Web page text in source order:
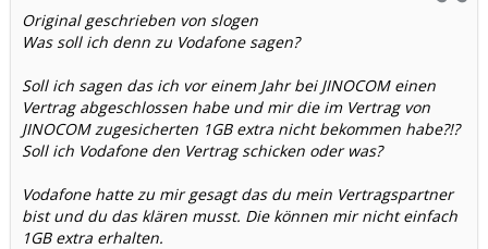
Original geschrieben von slogen
Was soll ich denn zu Vodafone sagen?
Soll ich sagen das ich vor einem Jahr bei JINOCOM einen
Vertrag abgeschlossen habe und mir die im Vertrag von
JINOCOM zugesicherten 1GB extra nicht bekommen habe?!?
Soll ich Vodafone den Vertrag schicken oder was?
Vodafone hatte zu mir gesagt das du mein Vertragspartner
bist und du das klären musst. Die können mir nicht einfach
1GB extra erhalten.